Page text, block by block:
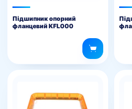
Підшипник опорний
фланцевий KFL000